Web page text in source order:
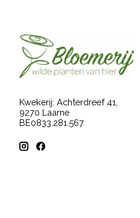
Kwekerij: Achterdreef 41,
9270 Laarne
BE0833.281.567